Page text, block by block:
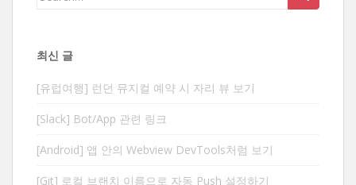
최신 글
[유럽여행] 런던 뮤지컬 예약 시 자리 뷰 보기
[Slack] Bot/App 관련 링크
[Android] 앱 안의 Webview DevTools처럼 보기
[Git] 로컬 브랜치 이름으로 자동 Push 설정하기